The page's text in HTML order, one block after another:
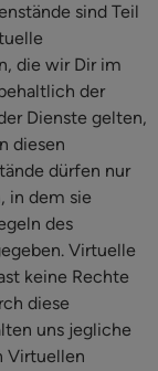
sind Teil
die wir Dir im
der
Dienste gelten,
diesen
dürfen nur
in dem sie
des
Virtuelle
keine Rechte
diese
uns jegliche
Virtuellen